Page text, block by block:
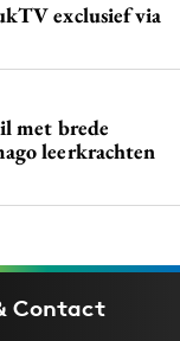
exclusief via
met brede
leerkrachten
Contact